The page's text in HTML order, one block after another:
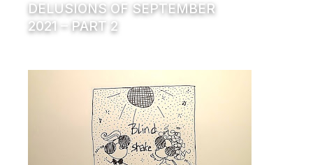
DELUSIONS OF SEPTEMBER
2021 – PART 2